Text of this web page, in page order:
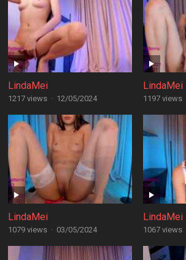
LindaMei
1217 views · 12/05/2024
LindaMei
1197 views
LindaMei
1079 views · 03/05/2024
LindaMei
1067 views